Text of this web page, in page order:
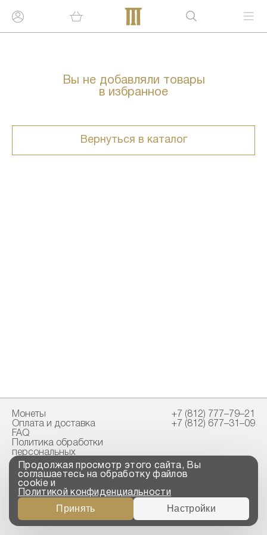
Вы не добавляли товары
в избранное
Вернуться в каталог
Монеты
Оплата и доставка
FAQ
Политика обработки
персональных
данных
Свидетельство
пробирной палаты
+7 (812) 777–79–21
+7 (812) 677–31–09
Copyright © 2023-2026
“ООО ТРОЙСКИЙ
СТАНДАРТ”
Продолжая просмотр этого сайта, Вы
соглашаетесь на обработку файлов
cookie и
Политикой конфиденциальности
Принять Настройки